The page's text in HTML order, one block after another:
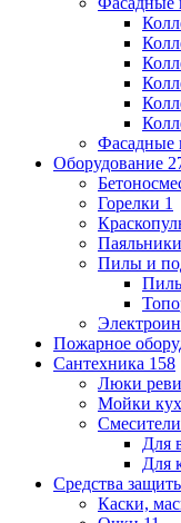
Фасадные
Оборудование
Горелки 1
Паяльники
Пилы и
Пожарное
Сантехника 158
Люки
Мойки
Смесители
Для
Для
Средства
Каски,